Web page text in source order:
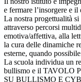
e fermare l’insorgere e
La nostra progettualità
attraverso percorsi
emotiva/affettiva, alla
la cura delle dinamiche
esterne, quando
La scuola individua un
bullismo e il TAVOLO
SU BULLISMO E